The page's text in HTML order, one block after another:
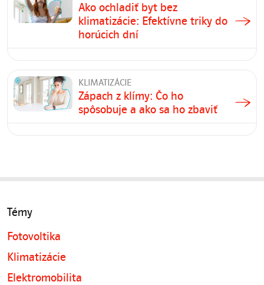
Ako ochladiť byt bez
klimatizácie: Efektívne triky do
horúcich dní
KLIMATIZÁCIE
Zápach z klímy: Čo ho
spôsobuje a ako sa ho zbaviť
Témy
Fotovoltika
Klimatizácie
Elektromobilita